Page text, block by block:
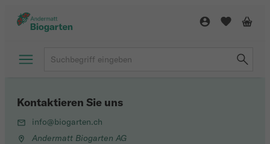
Kontaktieren Sie uns
info@biogarten.ch
Andermatt Biogarten AG